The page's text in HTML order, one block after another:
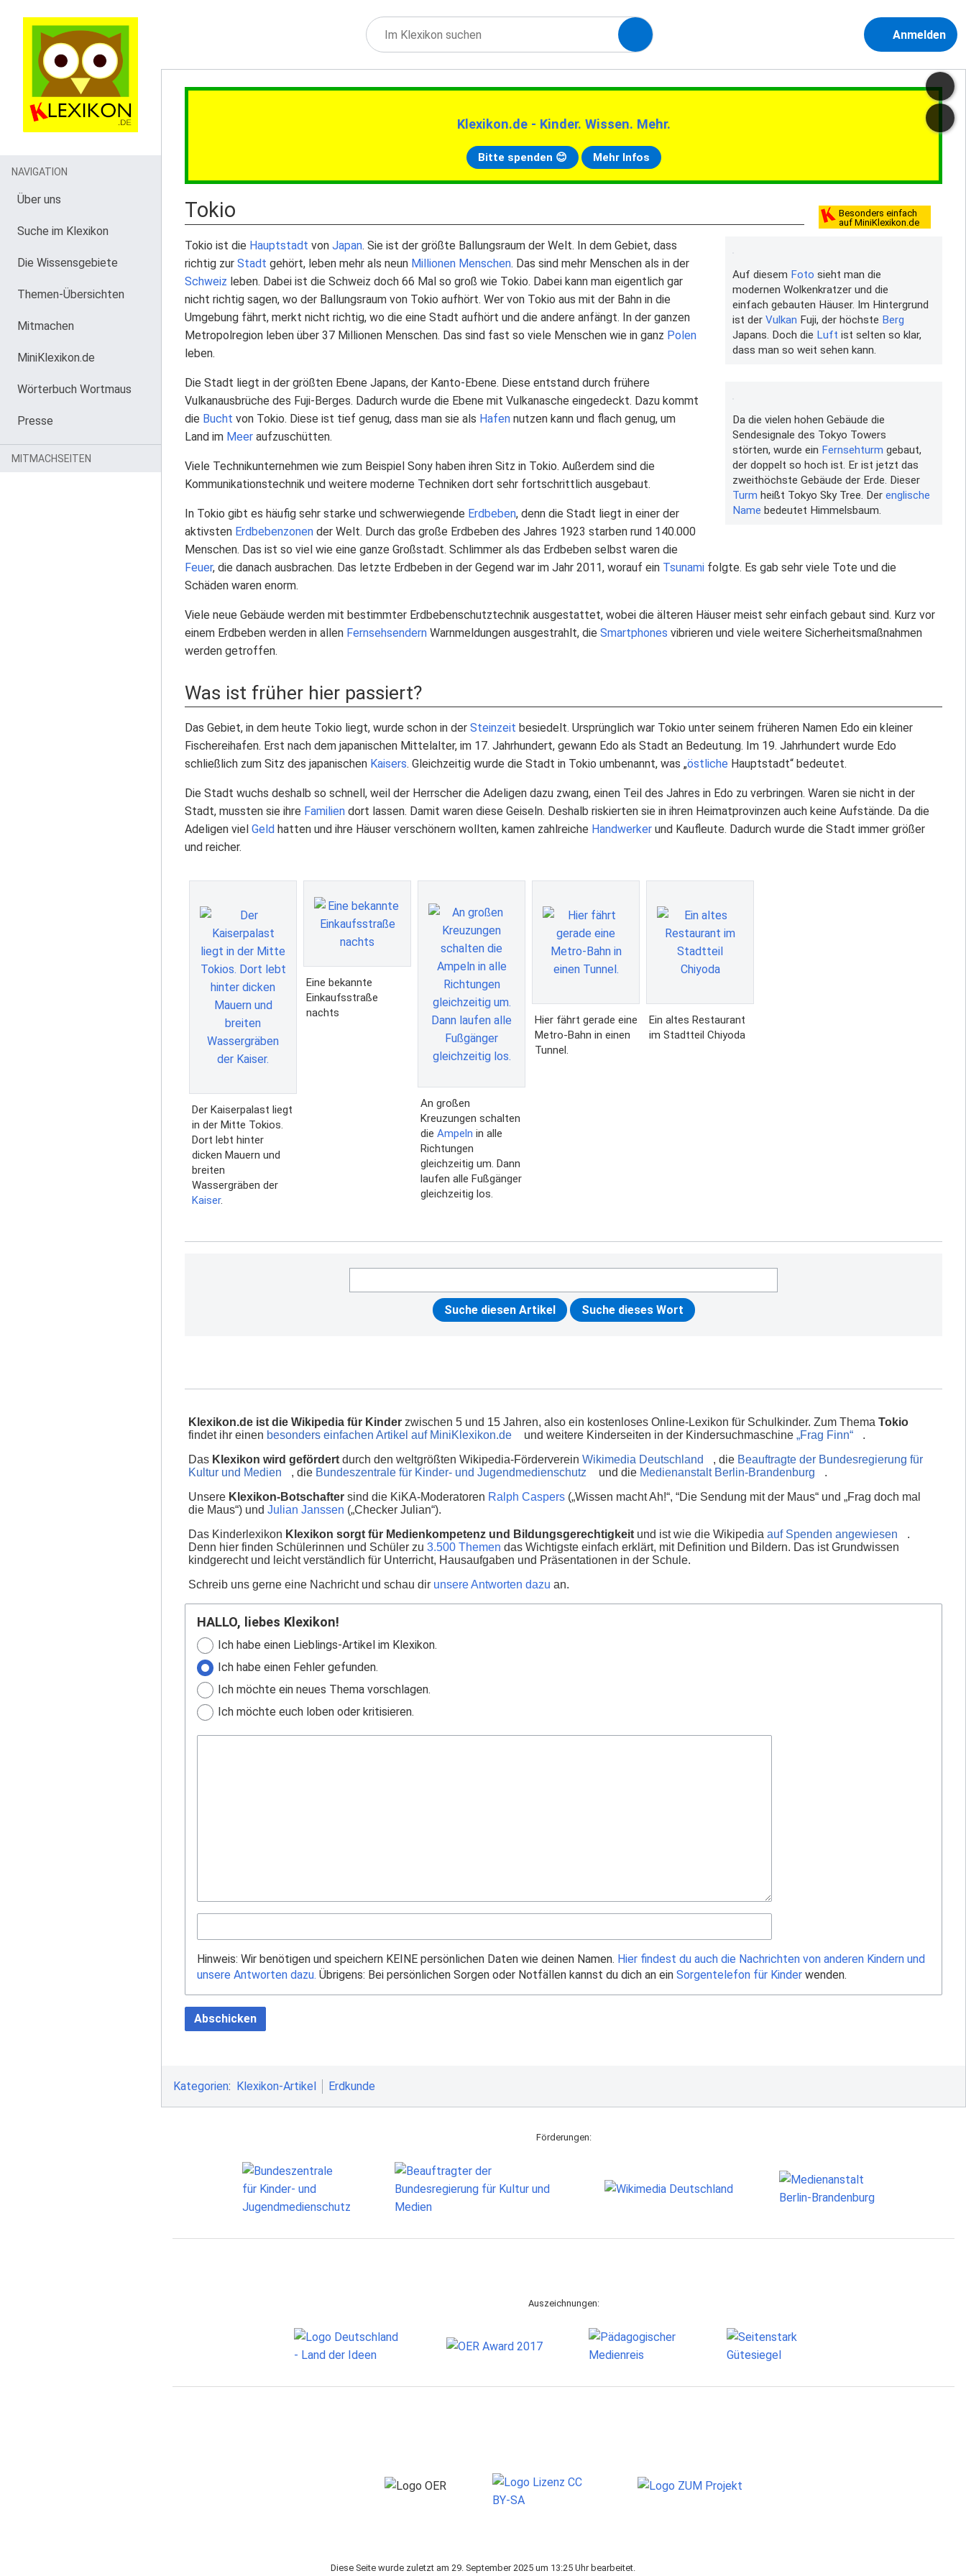
Anmelden
Klexikon.de - Kinder. Wissen. Mehr.
Bitte spenden 😊 Mehr Infos
Besonders einfach
auf MiniKlexikon.de
Tokio
Auf diesem Foto sieht man die
modernen Wolkenkratzer und die
einfach gebauten Häuser. Im Hintergrund
ist der Vulkan Fuji, der höchste Berg
Japans. Doch die Luft ist selten so klar,
dass man so weit sehen kann.
Da die vielen hohen Gebäude die
Sendesignale des Tokyo Towers
störten, wurde ein Fernsehturm gebaut,
der doppelt so hoch ist. Er ist jetzt das
zweithöchste Gebäude der Erde. Dieser
Turm heißt Tokyo Sky Tree. Der englische
Name bedeutet Himmelsbaum.
Tokio ist die Hauptstadt von Japan. Sie ist der größte Ballungsraum der Welt. In dem Gebiet, dass
richtig zur Stadt gehört, leben mehr als neun Millionen Menschen. Das sind mehr Menschen als in der
Schweiz leben. Dabei ist die Schweiz doch 66 Mal so groß wie Tokio. Dabei kann man eigentlich gar
nicht richtig sagen, wo der Ballungsraum von Tokio aufhört. Wer von Tokio aus mit der Bahn in die
Umgebung fährt, merkt nicht richtig, wo die eine Stadt aufhört und die andere anfängt. In der ganzen
Metropolregion leben über 37 Millionen Menschen. Das sind fast so viele Menschen wie in ganz Polen
leben.
Die Stadt liegt in der größten Ebene Japans, der Kanto-Ebene. Diese entstand durch frühere
Vulkanausbrüche des Fuji-Berges. Dadurch wurde die Ebene mit Vulkanasche eingedeckt. Dazu kommt
die Bucht von Tokio. Diese ist tief genug, dass man sie als Hafen nutzen kann und flach genug, um
Land im Meer aufzuschütten.
Viele Technikunternehmen wie zum Beispiel Sony haben ihren Sitz in Tokio. Außerdem sind die
Kommunikationstechnik und weitere moderne Techniken dort sehr fortschrittlich ausgebaut.
In Tokio gibt es häufig sehr starke und schwerwiegende Erdbeben, denn die Stadt liegt in einer der
aktivsten Erdbebenzonen der Welt. Durch das große Erdbeben des Jahres 1923 starben rund 140.000
Menschen. Das ist so viel wie eine ganze Großstadt. Schlimmer als das Erdbeben selbst waren die
Feuer, die danach ausbrachen. Das letzte Erdbeben in der Gegend war im Jahr 2011, worauf ein Tsunami folgte. Es gab sehr viele Tote und die
Schäden waren enorm.
Viele neue Gebäude werden mit bestimmter Erdbebenschutztechnik ausgestattet, wobei die älteren Häuser meist sehr einfach gebaut sind. Kurz vor
einem Erdbeben werden in allen Fernsehsendern Warnmeldungen ausgestrahlt, die Smartphones vibrieren und viele weitere Sicherheitsmaßnahmen
werden getroffen.
Was ist früher hier passiert?
Das Gebiet, in dem heute Tokio liegt, wurde schon in der Steinzeit besiedelt. Ursprünglich war Tokio unter seinem früheren Namen Edo ein kleiner
Fischereihafen. Erst nach dem japanischen Mittelalter, im 17. Jahrhundert, gewann Edo als Stadt an Bedeutung. Im 19. Jahrhundert wurde Edo
schließlich zum Sitz des japanischen Kaisers. Gleichzeitig wurde die Stadt in Tokio umbenannt, was „östliche Hauptstadt“ bedeutet.
Die Stadt wuchs deshalb so schnell, weil der Herrscher die Adeligen dazu zwang, einen Teil des Jahres in Edo zu verbringen. Waren sie nicht in der
Stadt, mussten sie ihre Familien dort lassen. Damit waren diese Geiseln. Deshalb riskierten sie in ihren Heimatprovinzen auch keine Aufstände. Da die
Adeligen viel Geld hatten und ihre Häuser verschönern wollten, kamen zahlreiche Handwerker und Kaufleute. Dadurch wurde die Stadt immer größer
und reicher.
Der Kaiserpalast liegt
in der Mitte Tokios.
Dort lebt hinter
dicken Mauern und
breiten
Wassergräben der
Kaiser.
Eine bekannte
Einkaufsstraße
nachts
An großen
Kreuzungen schalten
die Ampeln in alle
Richtungen
gleichzeitig um. Dann
laufen alle Fußgänger
gleichzeitig los.
Hier fährt gerade eine
Metro-Bahn in einen
Tunnel.
Ein altes Restaurant
im Stadtteil Chiyoda
Klexikon.de ist die Wikipedia für Kinder zwischen 5 und 15 Jahren, also ein kostenloses Online-Lexikon für Schulkinder. Zum Thema Tokio
findet ihr einen besonders einfachen Artikel auf MiniKlexikon.de und weitere Kinderseiten in der Kindersuchmaschine „Frag Finn“
.
Das Klexikon wird gefördert durch den weltgrößten Wikipedia-Förderverein Wikimedia Deutschland , die Beauftragte der Bundesregierung für
Kultur und Medien
, die Bundeszentrale für Kinder- und Jugendmedienschutz und die Medienanstalt Berlin-Brandenburg
.
Unsere Klexikon-Botschafter sind die KiKA-Moderatoren Ralph Caspers („Wissen macht Ah!“, “Die Sendung mit der Maus“ und „Frag doch mal
die Maus“) und Julian Janssen („Checker Julian“).
Das Kinderlexikon Klexikon sorgt für Medienkompetenz und Bildungsgerechtigkeit und ist wie die Wikipedia auf Spenden angewiesen
.
Denn hier finden Schülerinnen und Schüler zu 3.500 Themen das Wichtigste einfach erklärt, mit Definition und Bildern. Das ist Grundwissen
kindgerecht und leicht verständlich für Unterricht, Hausaufgaben und Präsentationen in der Schule.
Schreib uns gerne eine Nachricht und schau dir unsere Antworten dazu an.
HALLO, liebes Klexikon!
Ich habe einen Lieblings-Artikel im Klexikon.
Ich habe einen Fehler gefunden.
Ich möchte ein neues Thema vorschlagen.
Ich möchte euch loben oder kritisieren.
Hinweis: Wir benötigen und speichern KEINE persönlichen Daten wie deinen Namen. Hier findest du auch die Nachrichten von anderen Kindern und
unsere Antworten dazu. Übrigens: Bei persönlichen Sorgen oder Notfällen kannst du dich an ein Sorgentelefon für Kinder wenden.
Abschicken
Kategorien: Klexikon-Artikel Erdkunde
NAVIGATION
Über uns
Suche im Klexikon
Die Wissensgebiete
Themen-Übersichten
Mitmachen
MiniKlexikon.de
Wörterbuch Wortmaus
Presse
MITMACHSEITEN
Förderungen:
Auszeichnungen:
Diese Seite wurde zuletzt am 29. September 2025 um 13:25 Uhr bearbeitet.